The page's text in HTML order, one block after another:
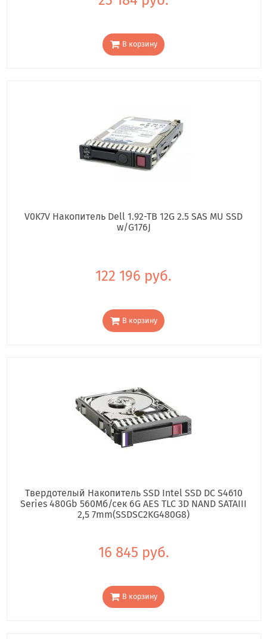
В корзину
V0K7V Накопитель Dell 1.92-TB 12G 2.5 SAS MU SSD
w/G176J
122 196 руб.
В корзину
Твердотелый Накопитель SSD Intel SSD DC S4610
Series 480Gb 560Мб/сек 6G AES TLC 3D NAND SATAIII
2,5 7mm(SSDSC2KG480G8)
16 845 руб.
В корзину